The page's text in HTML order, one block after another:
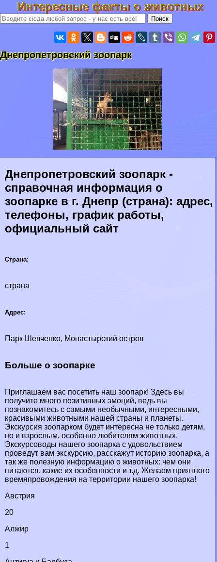
Интересные факты о животных
Днепропетровский зоопарк
Днепропетровский зоопарк -
справочная информация о
зоопарке в г. Днепр (страна): адрес,
телефоны, график работы,
официальный сайт
Страна:
страна
Адрес:
Парк Шевченко, Монастырский остров
Больше о зоопарке
Приглашаем вас посетить наш зоопарк! Здесь вы
получите много позитивных эмоций, ведь вы
познакомитесь с самыми необычными, интересными,
красивыми животными нашей страны и планеты.
Экскурсия зоопарком будет интересна не только детям,
но и взрослым, особенно любителям животных.
Экскурсоводы нашего зоопарка с удовольствием
проведут вам экскурсию, расскажут историю зоопарка, а
так же полезную информацию о животных: чем они
питаются, какие их особенности и т.д. Желаем приятного
времяпровождения на территории нашего зоопарка!
Австрия
20
Алжир
1